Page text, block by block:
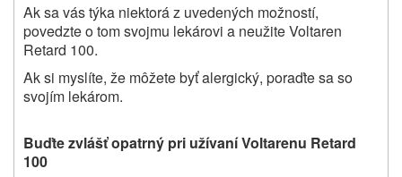
Ak sa vás týka niektorá z uvedených možností,
povedzte o tom svojmu lekárovi a neužite Voltaren
Retard 100.
Ak si myslíte, že môžete byť alergický, poraďte sa so
svojím lekárom.
Buďte zvlášť opatrný pri užívaní Voltarenu Retard
100